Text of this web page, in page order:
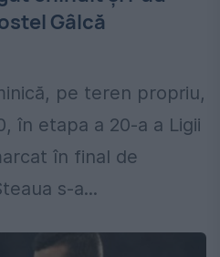
Gâlcă
pe teren propriu,
în etapa a 20-a a Ligii
în final de
s-a...